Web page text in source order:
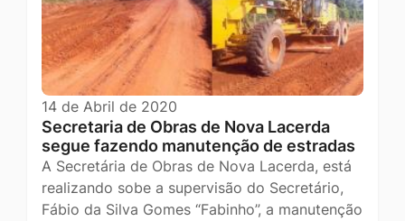
14 de Abril de 2020
Secretaria de Obras de Nova Lacerda
segue fazendo manutenção de estradas
A Secretária de Obras de Nova Lacerda, está
realizando sobe a supervisão do Secretário,
Fábio da Silva Gomes “Fabinho”, a manutenção